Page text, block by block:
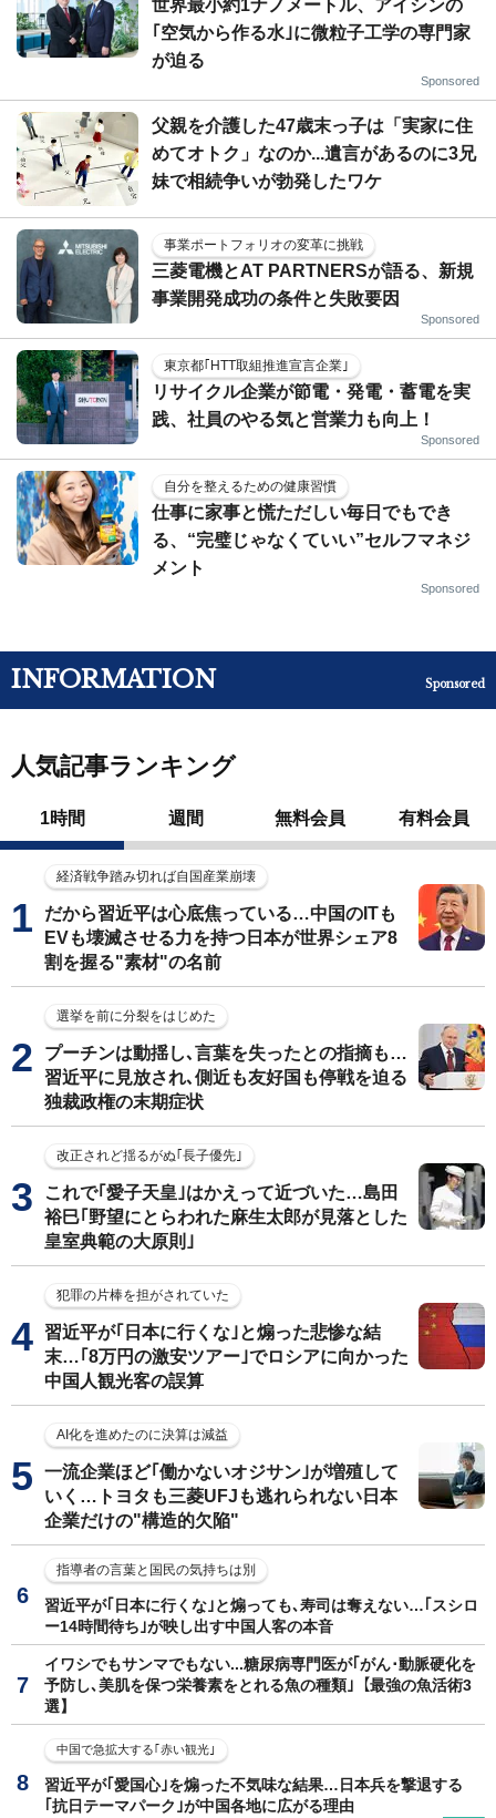
世界最小約1ナノメートル、アイシンの
｢空気から作る水｣に微粒子工学の専門家
が迫る
Sponsored
父親を介護した47歳末っ子は「実家に住
めてオトク」なのか...遺言があるのに3兄
妹で相続争いが勃発したワケ
事業ポートフォリオの変革に挑戦
三菱電機とAT PARTNERSが語る、新規
事業開発成功の条件と失敗要因
Sponsored
東京都｢HTT取組推進宣言企業｣
リサイクル企業が節電・発電・蓄電を実
践、社員のやる気と営業力も向上！
Sponsored
自分を整えるための健康習慣
仕事に家事と慌ただしい毎日でもでき
る、“完璧じゃなくていい”セルフマネジ
メント
Sponsored
INFORMATION Sponsored
人気記事ランキング
1時間 週間 無料会員 有料会員
経済戦争踏み切れば自国産業崩壊
だから習近平は心底焦っている…中国のITも
EVも壊滅させる力を持つ日本が世界シェア8
割を握る"素材"の名前
選挙を前に分裂をはじめた
プーチンは動揺し､言葉を失ったとの指摘も…
習近平に見放され､側近も友好国も停戦を迫る
独裁政権の末期症状
改正されど揺るがぬ｢長子優先｣
これで｢愛子天皇｣はかえって近づいた…島田
裕巳｢野望にとらわれた麻生太郎が見落とした
皇室典範の大原則｣
犯罪の片棒を担がされていた
習近平が｢日本に行くな｣と煽った悲惨な結
末…｢8万円の激安ツアー｣でロシアに向かった
中国人観光客の誤算
AI化を進めたのに決算は減益
一流企業ほど｢働かないオジサン｣が増殖して
いく…トヨタも三菱UFJも逃れられない日本
企業だけの"構造的欠陥"
指導者の言葉と国民の気持ちは別
習近平が｢日本に行くな｣と煽っても､寿司は奪えない…｢スシロ
ー14時間待ち｣が映し出す中国人客の本音
イワシでもサンマでもない...糖尿病専門医が｢がん･動脈硬化を
予防し､美肌を保つ栄養素をとれる魚の種類｣【最強の魚活術3
選】
中国で急拡大する｢赤い観光｣
習近平が｢愛国心｣を煽った不気味な結果…日本兵を撃退する
｢抗日テーマパーク｣が中国各地に広がる理由